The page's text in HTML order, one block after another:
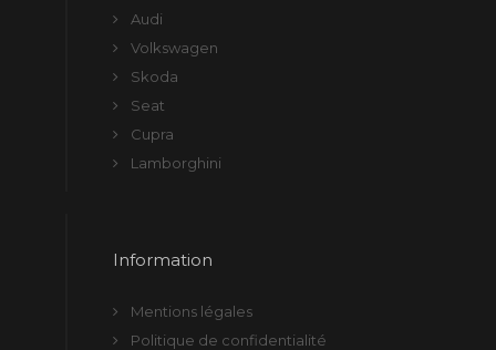
Audi
Volkswagen
Skoda
Seat
Cupra
Lamborghini
Information
Mentions légales
Politique de confidentialité